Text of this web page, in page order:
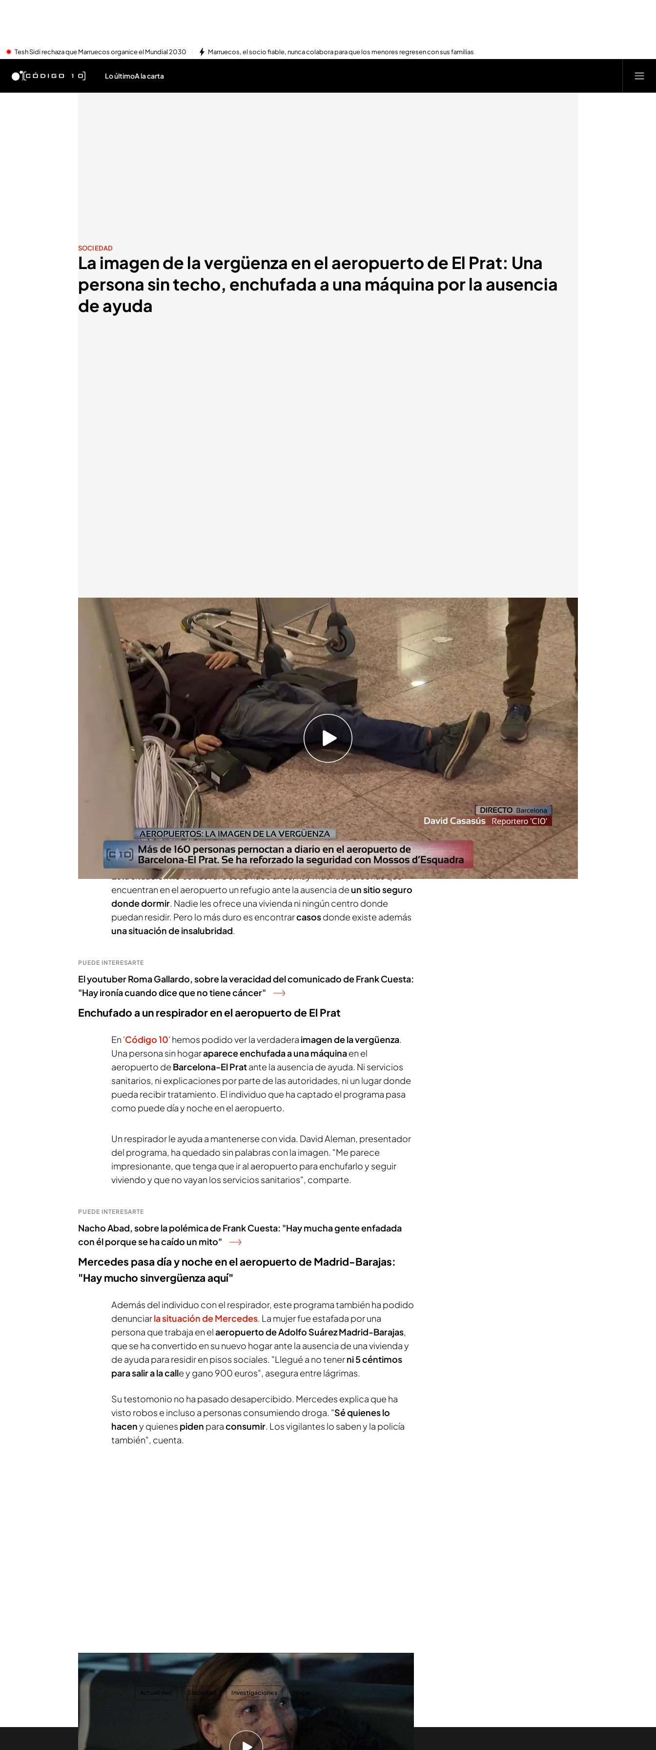
Tesh Sidi rechaza que Marruecos organice el Mundial 2030 Marruecos, el socio fiable, nunca colabora para que los menores regresen con sus familias
Lo últimoA la carta
SOCIEDAD
La imagen de la vergüenza en el aeropuerto de El Prat: Una
persona sin techo, enchufada a una máquina por la ausencia
de ayuda
El sinhogarismo en el aeropuerto de El Prat: Una persona sin hogar, enchufada a una máquina cuatro.com
Miguel Salazar
Madrid, 14 MAY 2025 - 01:40h.
Un reportero de 'Código 10' saca la cara oculta del aeropuerto de
Barcelona-El Prat
Luis F. Durán, sobre la preocupante situación de personas sin hogar
viviendo en el aeropuerto: "Se están empadronando en la T4"
Compartir
Aena fumiga elaeropuerto de Adolfo Suárez Madrid-Barajasante el
repunte de personas sin hogar que pernoctan en algunas zonas de sus
cuatro terminales. Se calcula que hayunos 420 individuosen situación de
pobreza extremaa las que se las ha agrupado en distintas áreas tras las
quejas lanazas por algunas aerolíneas.
Esta situación no es nueva. Desde hace años, hay muchas personas que
encuentran en el aeropuerto un refugio ante la ausencia de un sitio seguro
donde dormir. Nadie les ofrece una vivienda ni ningún centro donde
puedan residir. Pero lo más duro es encontrarcasosdonde existe además
una situación de insalubridad.
PUEDE INTERESARTE
El youtuber Roma Gallardo, sobre la veracidad del comunicado de Frank Cuesta:
"Hay ironía cuando dice que no tiene cáncer"
Enchufado a un respirador en el aeropuerto de El Prat
En 'Código 10' hemos podido ver la verdadera imagen de la vergüenza.
Una persona sin hogaraparece enchufada a una máquinaen el
aeropuerto de Barcelona-El Pratante la ausencia de ayuda. Ni servicios
sanitarios, ni explicaciones por parte de las autoridades, ni un lugar donde
pueda recibir tratamiento. El individuo que ha captado el programa pasa
como puede día y noche en el aeropuerto.
Un respirador le ayuda a mantenerse con vida. David Aleman, presentador
del programa, ha quedado sin palabras con la imagen. "Me parece
impresionante, que tenga que ir al aeropuerto para enchufarlo y seguir
viviendo y que no vayan los servicios sanitarios", comparte.
PUEDE INTERESARTE
Nacho Abad, sobre la polémica de Frank Cuesta: "Hay mucha gente enfadada
con él porque se ha caído un mito"
Mercedes pasa día y noche en el aeropuerto de Madrid-Barajas:
"Hay mucho sinvergüenza aquí"
Además del individuo con el respirador, este programa también ha podido
denunciarla situación de Mercedes. La mujer fue estafada por una
persona que trabaja en elaeropuerto de Adolfo Suárez Madrid-Barajas,
que se ha convertido en su nuevo hogar ante la ausencia de una vivienda y
de ayuda para residir en pisos sociales. "Llegué a no tenerni 5 céntimos
para salir a la calle y gano 900 euros", asegura entre lágrimas.
Su testomonio no ha pasado desapercibido. Mercedes explica que ha
visto robos e incluso a personas consumiendo droga. "Sé quienes lo
haceny quienes piden paraconsumir. Los vigilantes lo saben y la policía
también", cuenta.
El brutal testimonio de Mercedes, una mujer que pernocta en el aeropuerto de Madrid-Barajas: "Aquí hay mucho
sinvergüenza"
Actualidad Sociedad Investigaciones Hogar